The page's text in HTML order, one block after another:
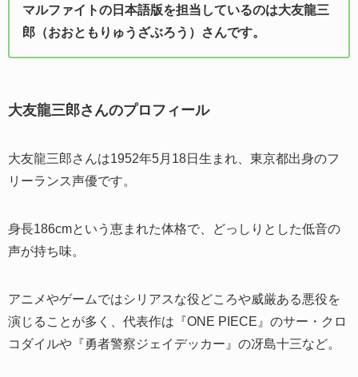
マルファイトの日本語版を担当しているのは大友龍三
郎（おおともりゅうざぶろう）さんです。
大友龍三郎さんのプロフィール
大友龍三郎さんは1952年5月18日生まれ、東京都出身のフ
リーランス声優です。
身長186cmという恵まれた体格で、どっしりとした低音の
声が持ち味。
アニメやゲームではシリアスな役どころや威厳ある悪役を
演じることが多く、代表作は『ONE PIECE』のサー・クロ
コダイルや『勇者警察ジェイデッカー』の冴島十三など。